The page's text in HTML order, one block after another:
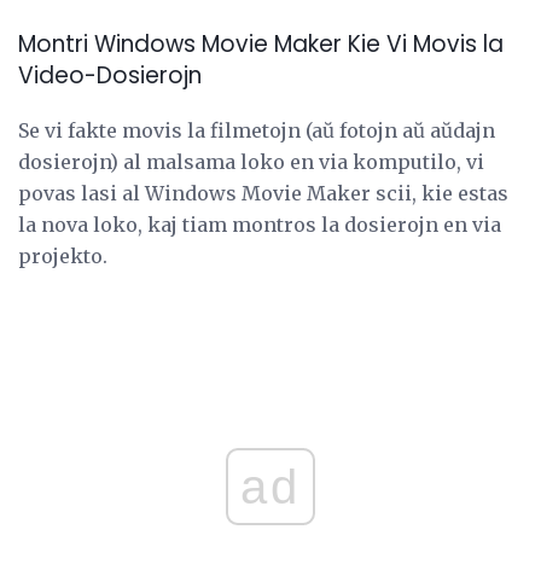
Montri Windows Movie Maker Kie Vi Movis la
Video-Dosierojn
Se vi fakte movis la filmetojn (aŭ fotojn aŭ aŭdajn
dosierojn) al malsama loko en via komputilo, vi
povas lasi al Windows Movie Maker scii, kie estas
la nova loko, kaj tiam montros la dosierojn en via
projekto.
ad